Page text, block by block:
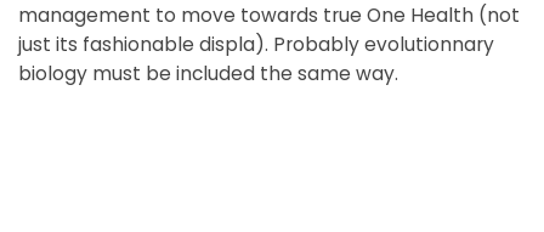
management to move towards true One Health (not
just its fashionable displa). Probably evolutionnary
biology must be included the same way.